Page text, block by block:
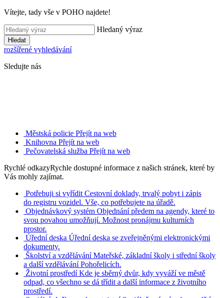
Vítejte, tady vše v POHO najdete!
Hledaný výraz
Hledat
rozšířené vyhledávání
Sledujte nás
Městská policie Přejít na web
Knihovna Přejít na web
Pečovatelská služba Přejít na web
Rychlé odkazyRychle dostupné informace z našich stránek, které by
Vás mohly zajímat.
Potřebuji si vyřídit Cestovní doklady, trvalý pobyt i zápis
do registru vozidel. Vše, co potřebujete na úřadě.
Objednávkový systém Objednání předem na agendy, které to
svou povahou umožňují. Možnost pronájmu kulturních
prostor.
Úřední deska Úřední deska se zveřejněnými elektronickými
dokumenty.
Školství a vzdělávání Mateřské, základní školy i střední školy
a další vzdělávání Pohořelicích.
Životní prostředí Kde je sběrný dvůr, kdy vyváží ve městě
odpad, co všechno se dá třídit a další informace z životního
prostředí.